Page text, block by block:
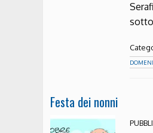
Festa dei nonni